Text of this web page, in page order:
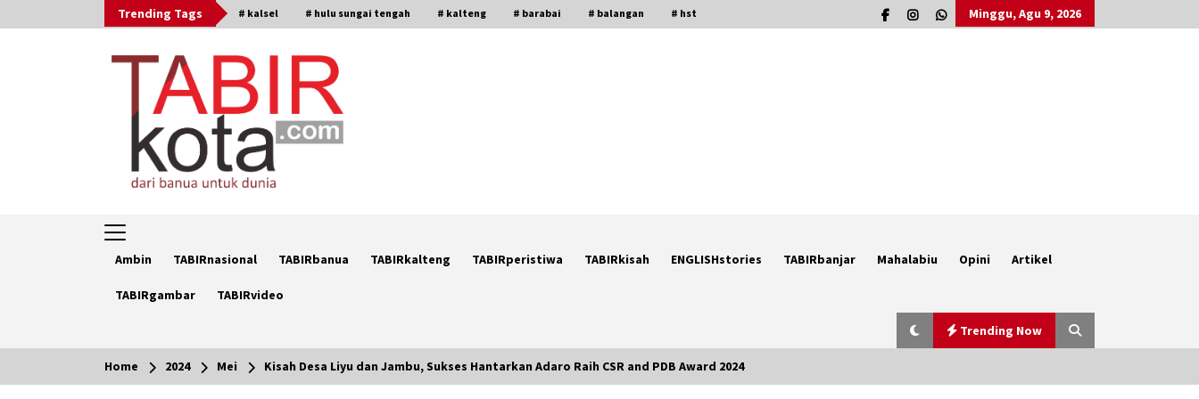
to
Trending Tags # kalsel # hulu sungai tengah # kalteng # barabai # balangan # hst Minggu, Agu 9, 2026
Ambin TABIRnasional TABIRbanua TABIRkalteng TABIRperistiwa TABIRkisah ENGLISHstories TABIRbanjar Mahalabiu Opini Artikel
TABIRgambar TABIRvideo
Trending Now
Trending Now
Home 2024 Mei Kisah Desa Liyu dan Jambu, Sukses Hantarkan Adaro Raih CSR and PDB Award 2024